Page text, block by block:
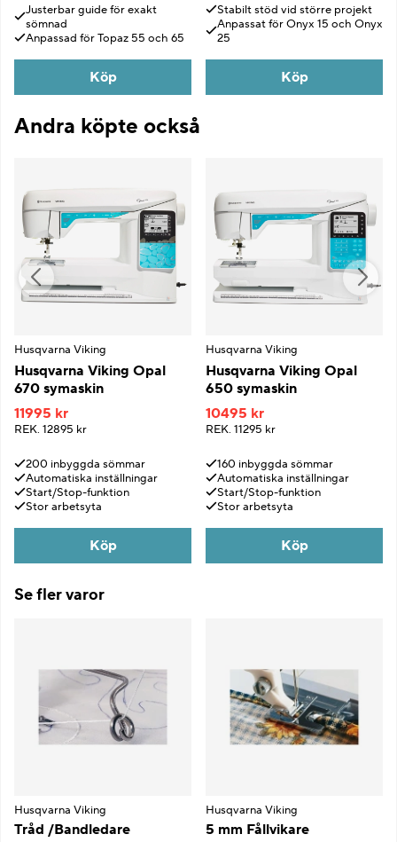
Justerbar guide för exakt
sömnad
Anpassad för Topaz 55 och 65
Köp
Stabilt stöd vid större projekt
Anpassat för Onyx 15 och Onyx
25
Köp
Andra köpte också
Husqvarna Viking
Husqvarna Viking Opal
670 symaskin
11995 kr
REK. 12895 kr
200 inbyggda sömmar
Automatiska inställningar
Start/Stop-funktion
Stor arbetsyta
Köp
Husqvarna Viking
Husqvarna Viking Opal
650 symaskin
10495 kr
REK. 11295 kr
160 inbyggda sömmar
Automatiska inställningar
Start/Stop-funktion
Stor arbetsyta
Köp
Se fler varor
Husqvarna Viking
Tråd /Bandledare
Husqvarna Viking
5 mm Fållvikare